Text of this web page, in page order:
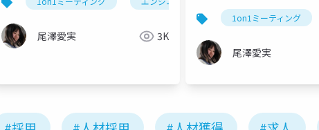
行動変容 コンピテンシー 気づきシート
尾澤愛実 3K
1on1ミーティング
尾澤愛実